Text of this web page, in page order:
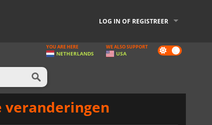
LOG IN OF REGISTREER
Dark
mode
YOU ARE HERE
NETHERLANDS
WE ALSO SUPPORT
USA
veranderingen